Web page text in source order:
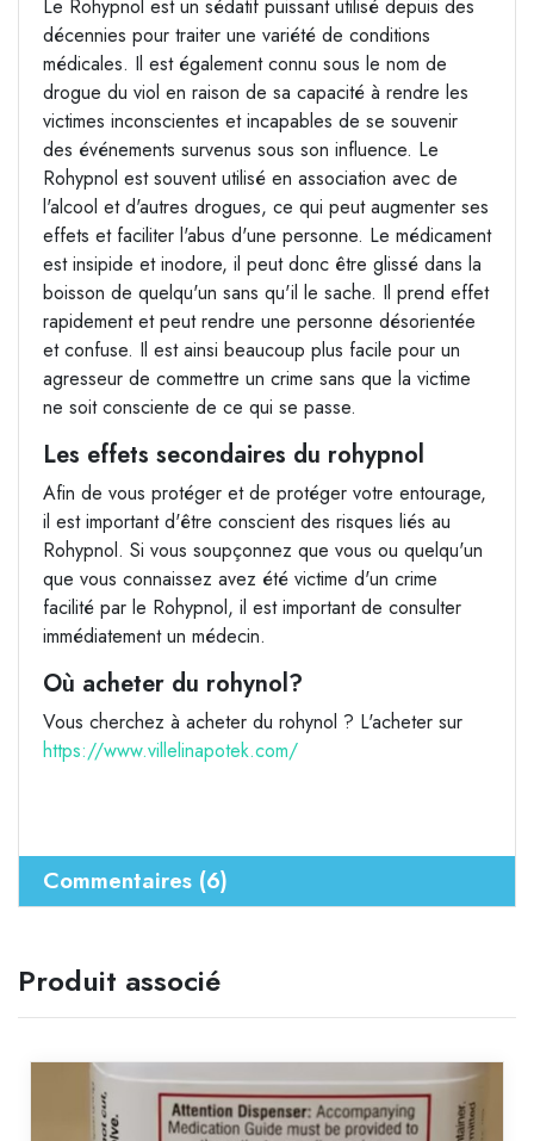
Le Rohypnol est un sédatif puissant utilisé depuis des
décennies pour traiter une variété de conditions
médicales. Il est également connu sous le nom de
drogue du viol en raison de sa capacité à rendre les
victimes inconscientes et incapables de se souvenir
des événements survenus sous son influence. Le
Rohypnol est souvent utilisé en association avec de
l'alcool et d'autres drogues, ce qui peut augmenter ses
effets et faciliter l'abus d'une personne. Le médicament
est insipide et inodore, il peut donc être glissé dans la
boisson de quelqu'un sans qu'il le sache. Il prend effet
rapidement et peut rendre une personne désorientée
et confuse. Il est ainsi beaucoup plus facile pour un
agresseur de commettre un crime sans que la victime
ne soit consciente de ce qui se passe.
Les effets secondaires du rohypnol
Afin de vous protéger et de protéger votre entourage,
il est important d'être conscient des risques liés au
Rohypnol. Si vous soupçonnez que vous ou quelqu'un
que vous connaissez avez été victime d'un crime
facilité par le Rohypnol, il est important de consulter
immédiatement un médecin.
Où acheter du rohynol?
Vous cherchez à acheter du rohynol ? L'acheter sur
https://www.villelinapotek.com/
Commentaires (6)
Produit associé